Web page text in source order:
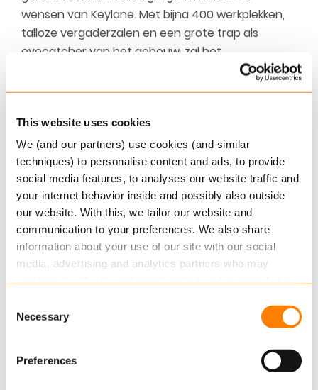
This website uses cookies
We (and our partners) use cookies (and similar
techniques) to personalise content and ads, to provide
social media features, to analyses our website traffic and
your internet behavior inside and possibly also outside
our website. With this, we tailor our website and
communication to your preferences. We also share
information about your use of our site with our social
media, advertising and analytics partners who may
services.
about this in our cookie statement. Through
the cookie settings under “Details”, you can determine
Selection
Necessary
Preferences
wensen van Keylane. Met bijna 400 werkplekken,
talloze vergaderzalen en een grote trap als
eyecatcher van het gebouw, zal het
hoofdkantoor bijdragen aan een efficiëntere
samenwerking en het uitwisselen van expertise
Tegelijkertijd werd ook het kantoor in Capelle
volledig gerenoveerd. Met nieuwe airconditioning,
LED-verlichting, vernieuwe pantry’s, frisse
vloerbedekking en een complete verfbeurt is dit
kantoor ook weer toekomstbestendig.
We kijken ernaar uit om in deze moderne
omgeving te werken en onze klanten en gasten
te verwelkomen in onze nieuwe kantoren.
Nieuw adres:
3584 BW Utrecht